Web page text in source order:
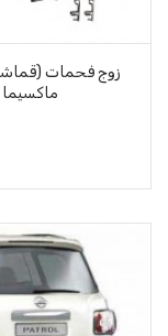
زوج فحمات
ماكسيما